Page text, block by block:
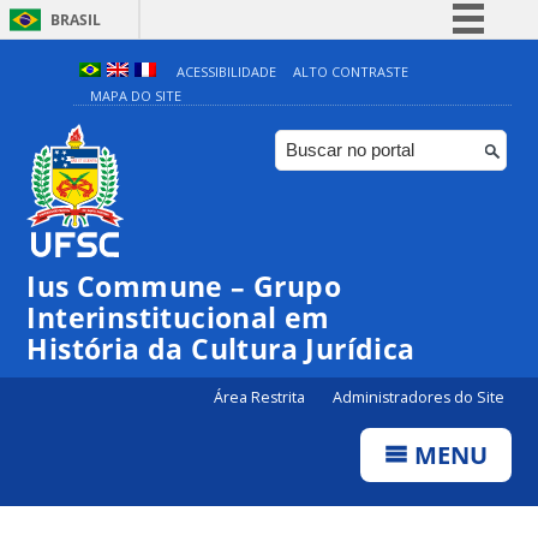
BRASIL
Simplifique!
Comunica BR
Participe
ACESSIBILIDADE
ALTO CONTRASTE
MAPA DO SITE
Ius Commune – Grupo
Interinstitucional em
História da Cultura Jurídica
Área Restrita Administradores do Site
MENU